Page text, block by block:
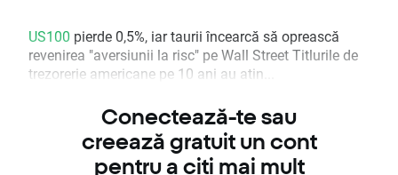
US100 pierde 0,5%, iar taurii încearcă să oprească
revenirea "aversiunii la risc" pe Wall Street Titlurile de
trezorerie americane pe 10 ani au atin...
Conectează-te sau
creează gratuit un cont
pentru a citi mai mult